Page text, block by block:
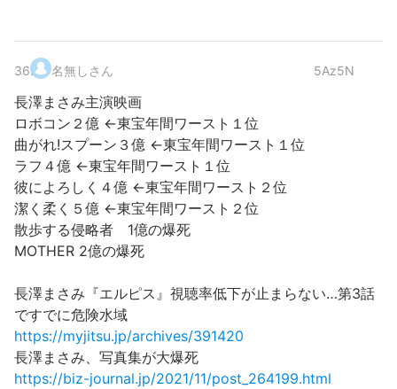
36. 名無しさん 5Az5N
長澤まさみ主演映画
ロボコン２億 ←東宝年間ワースト１位
曲がれ!スプーン３億 ←東宝年間ワースト１位
ラフ４億 ←東宝年間ワースト１位
彼によろしく４億 ←東宝年間ワースト２位
潔く柔く５億 ←東宝年間ワースト２位
散歩する侵略者 1億の爆死
MOTHER 2億の爆死
長澤まさみ『エルピス』視聴率低下が止まらない…第3話
ですでに危険水域
https://myjitsu.jp/archives/391420
長澤まさみ、写真集が大爆死
https://biz-journal.jp/2021/11/post_264199.html